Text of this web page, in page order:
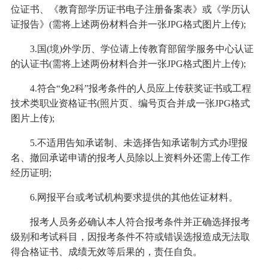
位证书、《教育部学历证书电子注册备案表》或《学历认
证报告》(需将上述两份材料合并一张JPG格式图片上传);
3.国(境)外学历、学位请上传教育部留学服务中心认证
的认证书(需将上述两份材料合并一张JPG格式图片上传);
4.符合“免2科”报考条件的人员应上传获奖证书或工程
技术类职业资格证书(照片页、编号页合并成一张JPG格式
图片上传);
5.不适用告知承诺制、未选择告知承诺制方式办理报
名、撤回承诺申请的报考人员除以上资料外还需上传工作
经历证明;
6.网报平台或考试机构要求提供的其他佐证材料。
报考人员务必确认本人符合报考条件并正确选择报考
级别和考试科目，因报考条件不符或错误选报造成无法取
得合格证书、成绩无效等后果的，责任自负。